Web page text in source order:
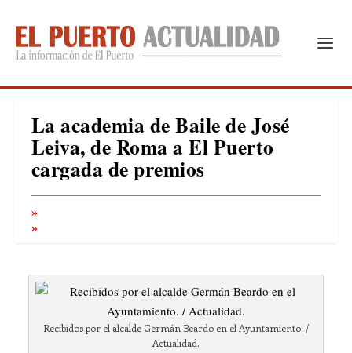
La academia de Baile de José
Leiva, de Roma a El Puerto
cargada de premios
Recibidos por el alcalde Germán Beardo en el Ayuntamiento. /
Actualidad.